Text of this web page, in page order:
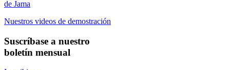
de Jama
Nuestros videos de demostración
Suscríbase a nuestro
boletín mensual